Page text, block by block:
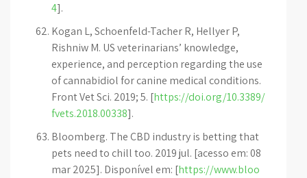
4].
Kogan L, Schoenfeld-Tacher R, Hellyer P,
Rishniw M. US veterinarians’ knowledge,
experience, and perception regarding the use
of cannabidiol for canine medical conditions.
Front Vet Sci. 2019; 5. [https://doi.org/10.3389/
fvets.2018.00338].
Bloomberg. The CBD industry is betting that
pets need to chill too. 2019 jul. [acesso em: 08
mar 2025]. Disponível em: [https://www.bloo